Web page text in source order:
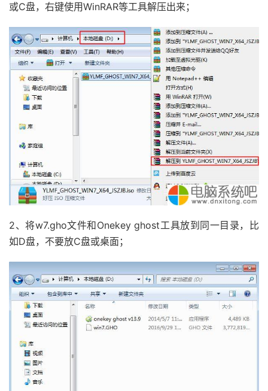
或C盘，右键使用WinRAR等工具解压出来；
2、将w7.gho文件和Onekey ghost工具放到同一目录，比
如D盘，不要放C盘或桌面；